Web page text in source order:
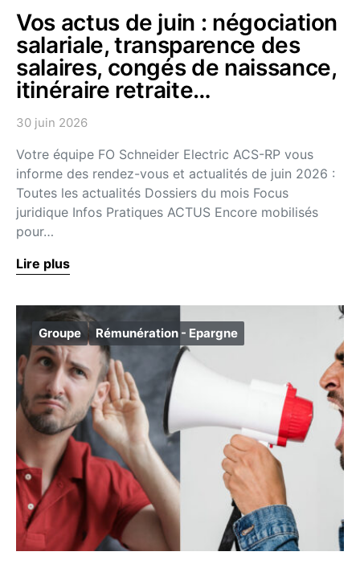
Vos actus de juin : négociation
salariale, transparence des
salaires, congés de naissance,
itinéraire retraite…
30 juin 2026
Votre équipe FO Schneider Electric ACS-RP vous
informe des rendez-vous et actualités de juin 2026 :
Toutes les actualités Dossiers du mois Focus
juridique Infos Pratiques ACTUS Encore mobilisés
pour…
Lire plus
Groupe Rémunération - Epargne